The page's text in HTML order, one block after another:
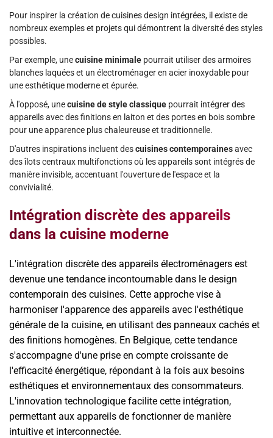
Pour inspirer la création de cuisines design intégrées, il existe de
nombreux exemples et projets qui démontrent la diversité des styles
possibles.
Par exemple, unecuisine minimale pourrait utiliser des armoires
blanches laquées et un électroménager en acier inoxydable pour
une esthétique moderne et épurée.
À l'opposé, unecuisine de style classique pourrait intégrer des
appareils avec des finitions en laiton et des portes en bois sombre
pour une apparence plus chaleureuse et traditionnelle.
D'autres inspirations incluent descuisines contemporainesavec
des îlots centraux multifonctions où les appareils sont intégrés de
manière invisible, accentuant l'ouverture de l'espace et la
convivialité.
Intégration discrète des appareils
dans la cuisine moderne
L'intégration discrète des appareils électroménagers est
devenue une tendance incontournable dans le design
contemporain des cuisines. Cette approche vise à
harmoniser l'apparence des appareils avec l'esthétique
générale de la cuisine, en utilisant des panneaux cachés et
des finitions homogènes. En Belgique, cette tendance
s'accompagne d'une prise en compte croissante de
l'efficacité énergétique, répondant à la fois aux besoins
esthétiques et environnementaux des consommateurs.
L'innovation technologique facilite cette intégration,
permettant aux appareils de fonctionner de manière
intuitive et interconnectée.